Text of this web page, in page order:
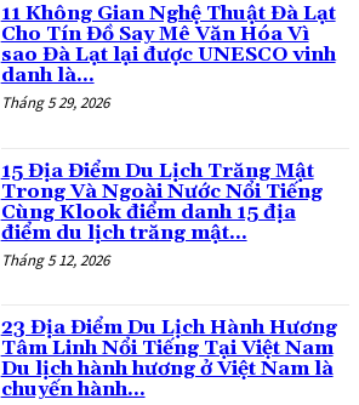
11 Không Gian Nghệ Thuật Đà Lạt
Cho Tín Đồ Say Mê Văn Hóa Vì
sao Đà Lạt lại được UNESCO vinh
danh là...
Tháng 5 29, 2026
15 Địa Điểm Du Lịch Trăng Mật
Trong Và Ngoài Nước Nổi Tiếng
Cùng Klook điểm danh 15 địa
điểm du lịch trăng mật...
Tháng 5 12, 2026
23 Địa Điểm Du Lịch Hành Hương
Tâm Linh Nổi Tiếng Tại Việt Nam
Du lịch hành hương ở Việt Nam là
chuyến hành...